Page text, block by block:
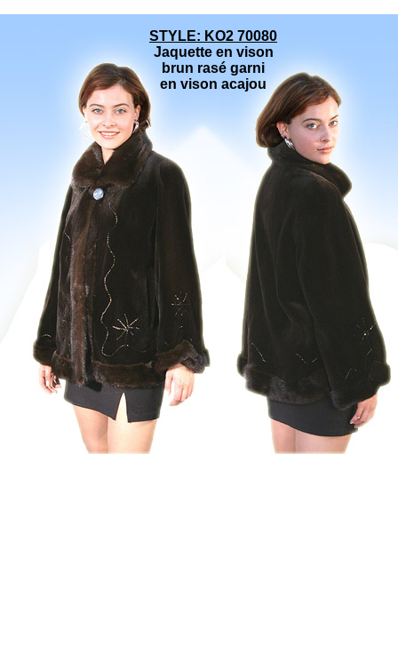
STYLE: KO2 70080
Jaquette en vison
brun rasé garni
en vison acajou